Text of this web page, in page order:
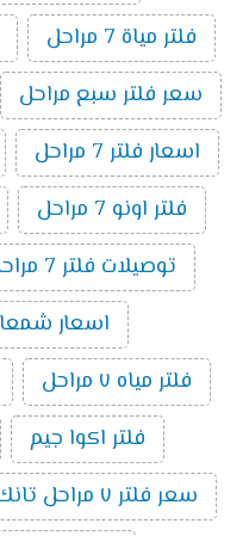
فلتر مياة 7 مراحل
سعر فلتر سبع مراحل
اسعار فلتر 7 مراحل
فلتر اونو 7 مراحل
توصيلات فلتر 7 مراحل
اسعار شمعات
فلتر مياه ٧ مراحل
فلتر اكوا جيم
سعر فلتر ٧ مراحل تانك